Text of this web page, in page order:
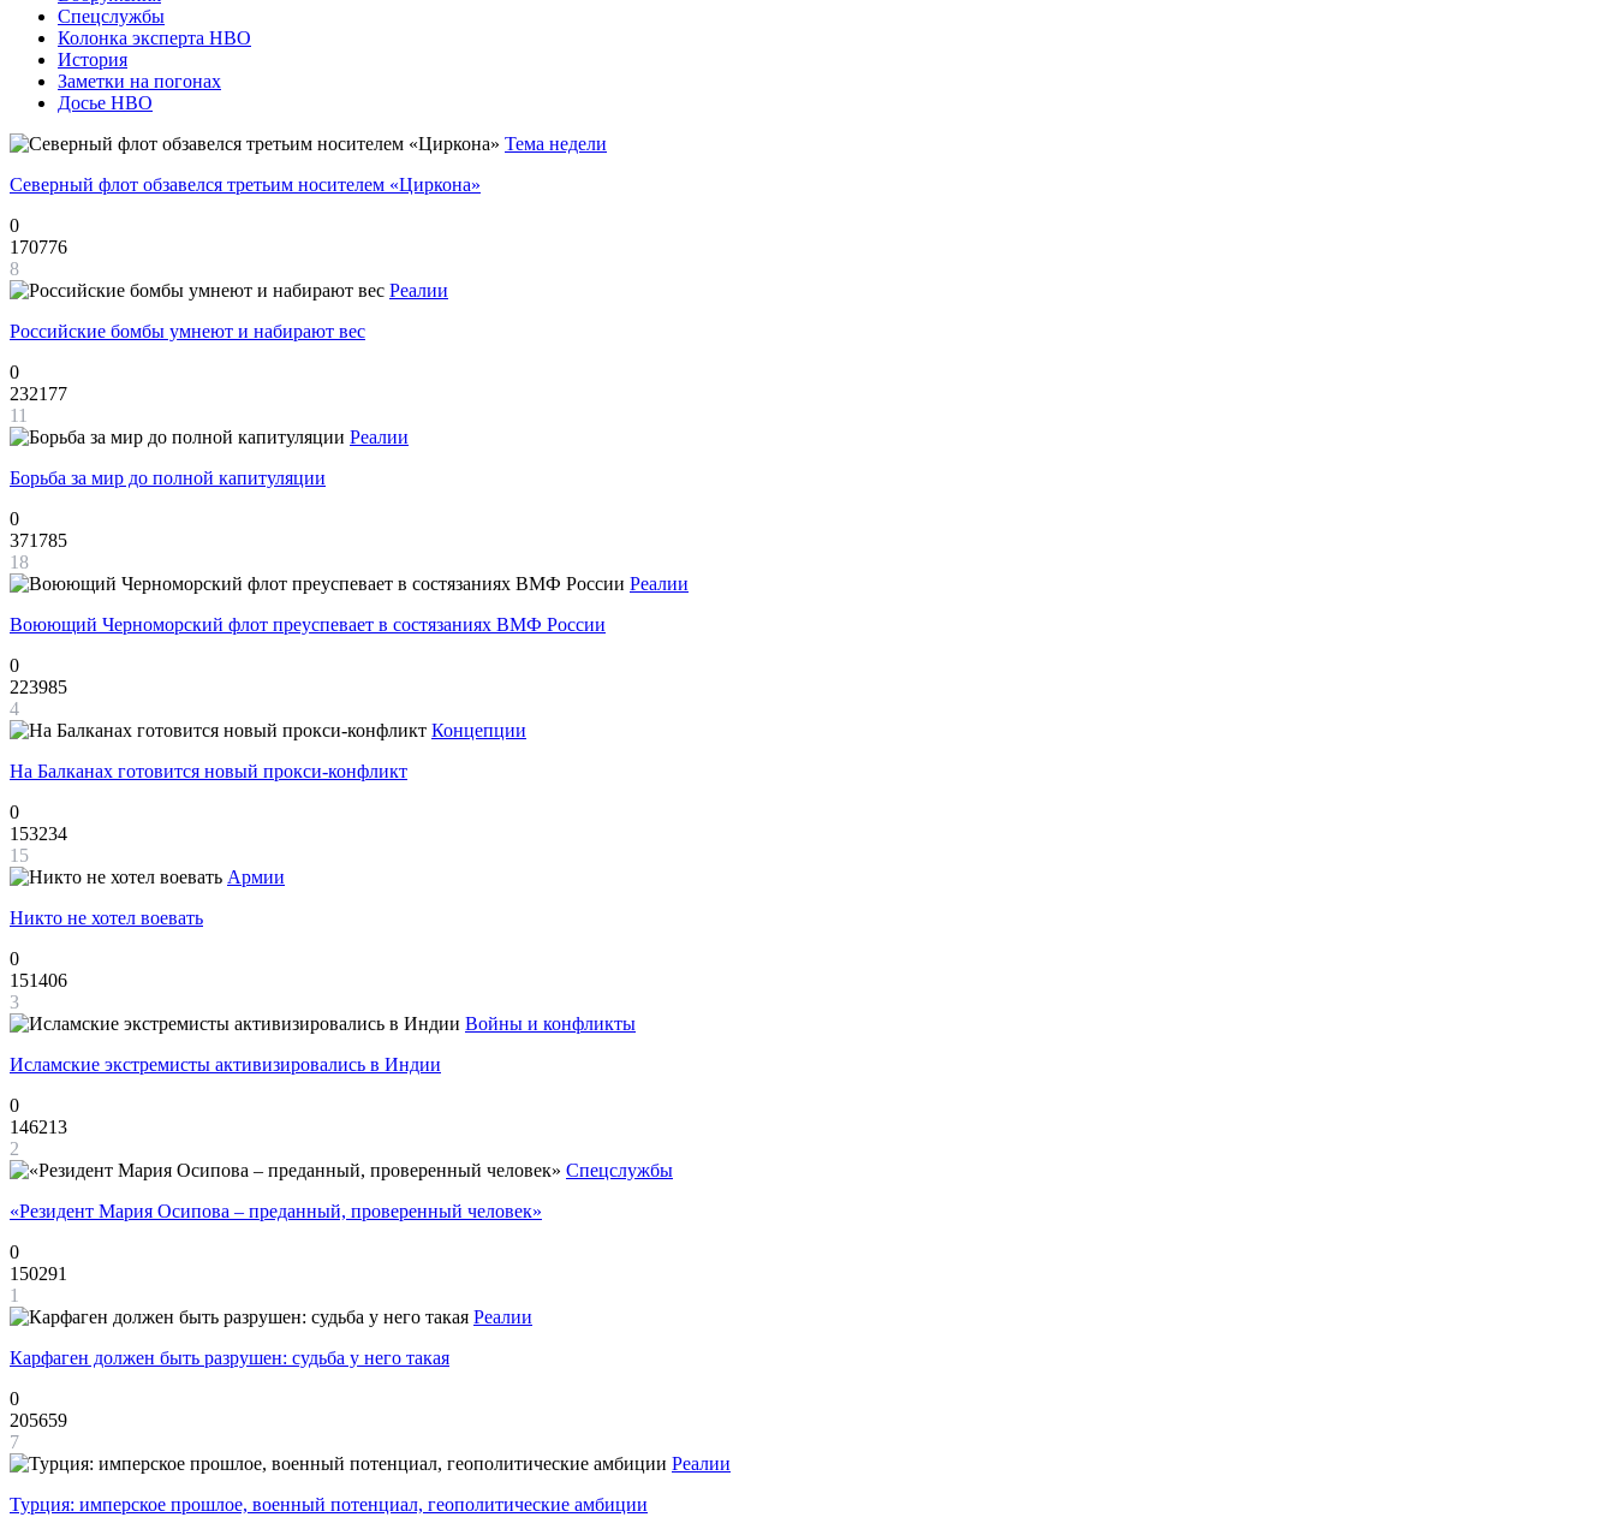
Спецслужбы
Колонка эксперта НВО
История
Заметки на погонах
Досье НВО
Тема недели
Северный флот обзавелся третьим носителем «Циркона»
0
170776
8
Реалии
Российские бомбы умнеют и набирают вес
0
232177
11
Реалии
Борьба за мир до полной капитуляции
0
371785
18
Реалии
Воюющий Черноморский флот преуспевает в состязаниях ВМФ России
0
223985
4
Концепции
На Балканах готовится новый прокси-конфликт
0
153234
15
Армии
Никто не хотел воевать
0
151406
3
Войны и конфликты
Исламские экстремисты активизировались в Индии
0
146213
2
Спецслужбы
«Резидент Мария Осипова – преданный, проверенный человек»
0
150291
1
Реалии
Карфаген должен быть разрушен: судьба у него такая
0
205659
7
Реалии
Турция: имперское прошлое, военный потенциал, геополитические амбиции